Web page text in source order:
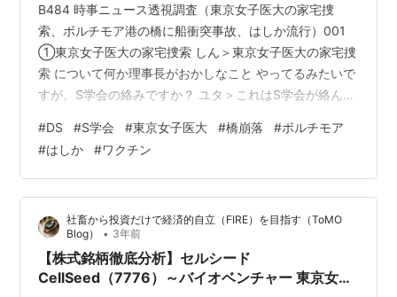
B484 時事ニュース透視調査（東京女子医大の家宅捜
索、ボルチモア港の橋に船衝突事故、はしか流行）001
①東京女子医大の家宅捜索 しん＞東京女子医大の家宅捜
索 について何か理事長がおかしなこと やってるみたいで
すが、S学会の絡みですか？ ユタ＞これはS学会が絡んで
か？ ユタ＞理事長が言うことを聞かなくなったので、 標
的にされているみたいですね しん＞S学会の言うことを
聞かなくなった？ ユタ＞そうですね。 しん＞今までをお
金を出していたのを？ ユタ＞今まで上納金を差し出して
いたのを 渋ったり、言うことをきかなくなったことで 嫌
がらせをしている…
#DS #S学会 #東京女子医大 #橋崩落 #ボルチモア
#はしか #ワクチン
社畜から投資だけで経済的自立（FIRE）を目指す（ToMO
Blog）
• 3年前
【株式銘柄徹底分析】セルシード
CellSeed（7776）～バイオベンチャー 東京女子